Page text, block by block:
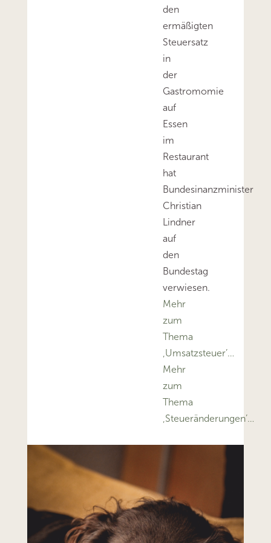
den
ermäßigten
Steuersatz
in
der
Gastromomie
auf
Essen
im
Restaurant
hat
Bundesinanzminister
Christian
Lindner
auf
den
Bundestag
verwiesen.
Mehr
zum
Thema
‚Umsatzsteuer’…
Mehr
zum
Thema
‚Steueränderungen’…